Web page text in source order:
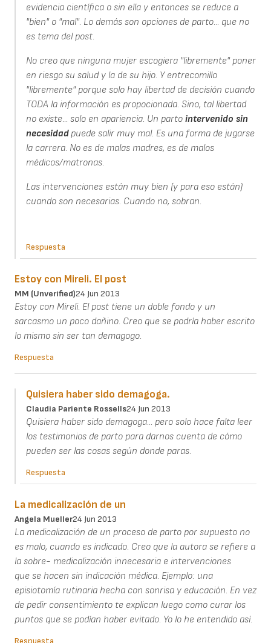
evidencia científica o sin ella y entonces se reduce a
"bien" o "mal". Lo demás son opciones de parto... que no
es tema del post.
No creo que ninguna mujer escogiera "libremente" poner
en riesgo su salud y la de su hijo. Y entrecomillo
"libremente" porque solo hay libertad de decisión cuando
TODA la información es propocionada. Sino, tal libertad
no existe... solo en apariencia. Un parto intervenido sin
necesidadpuede salir muy mal. Es una forma de jugarse
la carrera. No es de malas madres, es de malos
médicos/matronas.
Las intervenciones están muy bien (y para eso están)
cuando son necesarias. Cuando no, sobran.
Respuesta
Estoy con Mireli. El post
MM (unverified)24 Jun 2013
Estoy con Mireli. El post tiene un doble fondo y un
sarcasmo un poco dañino. Creo que se podría haber escrito
lo mismo sin ser tan demagogo.
Respuesta
Quisiera haber sido demagoga.
Claudia Pariente Rossells24 Jun 2013
Quisiera haber sido demagoga... pero solo hace falta leer
los testimonios de parto para darnos cuenta de cómo
pueden ser las cosas según donde paras.
Respuesta
La medicalización de un
Angela Mueller24 Jun 2013
La medicalización de un proceso de parto por supuesto no
es malo, cuando es indicado. Creo que la autora se refiere a
la sobre- medicalización innecesaria e intervenciones
que se hacen sin indicación médica. Ejemplo: una
episiotomía rutinaria hecha con sonrisa y educación. En vez
de pedir consentimiento te explican luego como curar los
puntos que se podían haber evitado. Yo lo he entendido así.